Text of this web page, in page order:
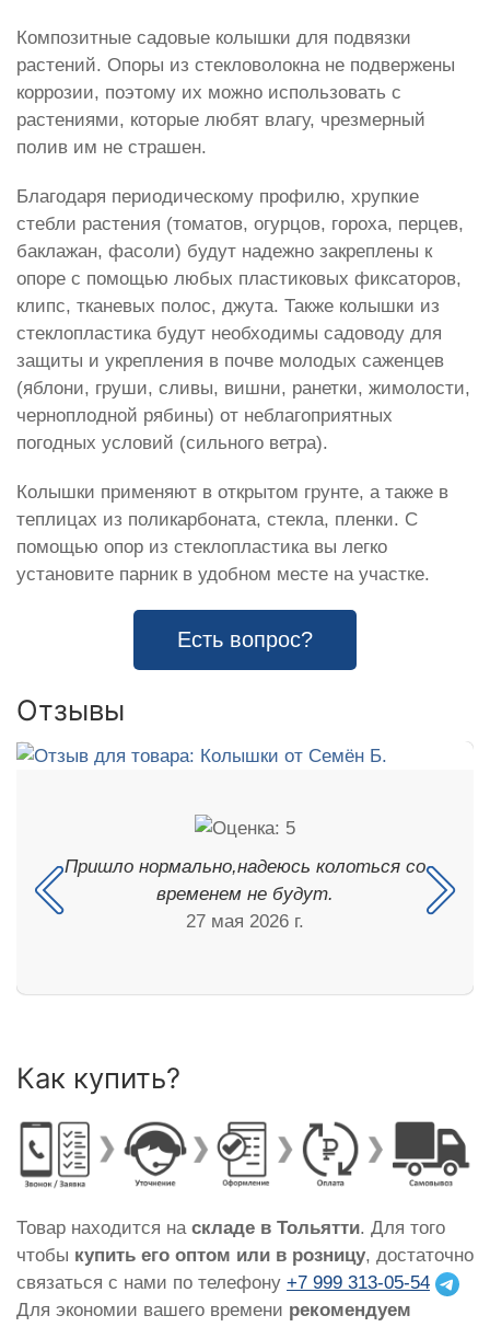
Композитные садовые колышки для подвязки
растений. Опоры из стекловолокна не подвержены
коррозии, поэтому их можно использовать с
растениями, которые любят влагу, чрезмерный
полив им не страшен.
Благодаря периодическому профилю, хрупкие
стебли растения (томатов, огурцов, гороха, перцев,
баклажан, фасоли) будут надежно закреплены к
опоре с помощью любых пластиковых фиксаторов,
клипс, тканевых полос, джута. Также колышки из
стеклопластика будут необходимы садоводу для
защиты и укрепления в почве молодых саженцев
(яблони, груши, сливы, вишни, ранетки, жимолости,
черноплодной рябины) от неблагоприятных
погодных условий (сильного ветра).
Колышки применяют в открытом грунте, а также в
теплицах из поликарбоната, стекла, пленки. С
помощью опор из стеклопластика вы легко
установите парник в удобном месте на участке.
Есть вопрос?
Отзывы
Пришло нормально,надеюсь колоться со
временем не будут.
27 мая 2026 г.
Как купить?
Товар находится на складе в Тольятти. Для того
чтобы купить его оптом или в розницу, достаточно
связаться с нами по телефону +7 999 313-05-54
Для экономии вашего времени рекомендуем